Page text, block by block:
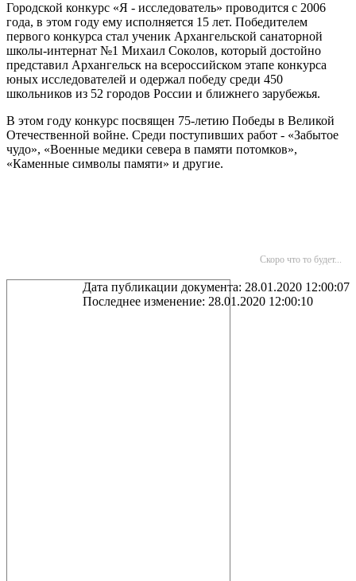
Городской конкурс «Я - исследователь» проводится с 2006
года, в этом году ему исполняется 15 лет. Победителем
первого конкурса стал ученик Архангельской санаторной
школы-интернат №1 Михаил Соколов, который достойно
представил Архангельск на всероссийском этапе конкурса
юных исследователей и одержал победу среди 450
школьников из 52 городов России и ближнего зарубежья.
В этом году конкурс посвящен 75-летию Победы в Великой
Отечественной войне. Среди поступивших работ - «Забытое
чудо», «Военные медики севера в памяти потомков»,
«Каменные символы памяти» и другие.
Скоро что то будет...
Дата публикации документа: 28.01.2020 12:00:07
Последнее изменение: 28.01.2020 12:00:10